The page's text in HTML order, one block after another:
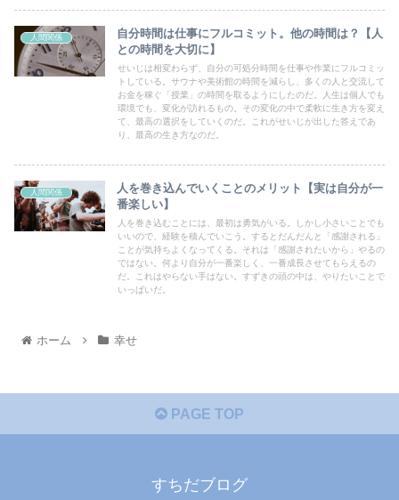
人間関係
自分時間は仕事にフルコミット。他の時間は？【人
との時間を大切に】
せいじは相変わらず、自分の可処分時間を仕事や作業にフルコミッ
トしている。サウナや美術館の時間を減らし、多くの人と交流して
お金を稼ぐ「授業」の時間を取るようにしたのだ。人生は個人でも
環境でも、変化が訪れるもの。その変化の中で柔軟に生き方を変え
て、最高の選択をしていくのだ。これがせいじが出した答えであ
り、最高の生き方なのだ。
人間関係
人を巻き込んでいくことのメリット【実は自分が一
番楽しい】
人を巻き込むことには、最初は勇気がいる。しかし小さいことでも
いいので、経験を積んでいこう。するとだんだんと「感謝される」
ことが気持ちよくなってくる。それは「感謝されたいから」やるの
ではない。何より自分が一番楽しく、一番成長させてもらえるの
だ。これはやらない手はない。すずきの頭の中は、やりたいことで
いっぱいだ。
ホーム 幸せ
PAGE TOP
すちだブログ